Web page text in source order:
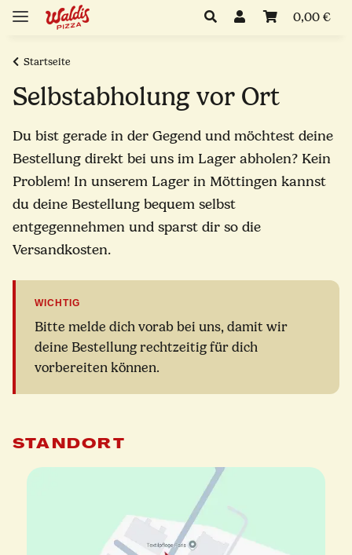
0,00 €
Startseite
Selbstabholung vor Ort
Du bist gerade in der Gegend und möchtest deine
Bestellung direkt bei uns im Lager abholen? Kein
Problem! In unserem Lager in Möttingen kannst
du deine Bestellung bequem selbst
entgegennehmen und sparst dir so die
Versandkosten.
WICHTIG
Bitte melde dich vorab bei uns, damit wir
deine Bestellung rechtzeitig für dich
vorbereiten können.
STANDORT